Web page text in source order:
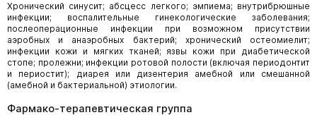
Хронический синусит; абсцесс легкого; эмпиема; внутрибрюшные
инфекции; воспалительные гинекологические заболевания;
послеоперационные инфекции при возможном присутствии
аэробных и анаэробных бактерий; хронический остеомиелит;
инфекции кожи и мягких тканей; язвы кожи при диабетической
стопе; пролежни; инфекции ротовой полости (включая периодонтит
и периостит); диарея или дизентерия амебной или смешанной
(амебной и бактериальной) этиологии.
Фармако-терапевтическая группа